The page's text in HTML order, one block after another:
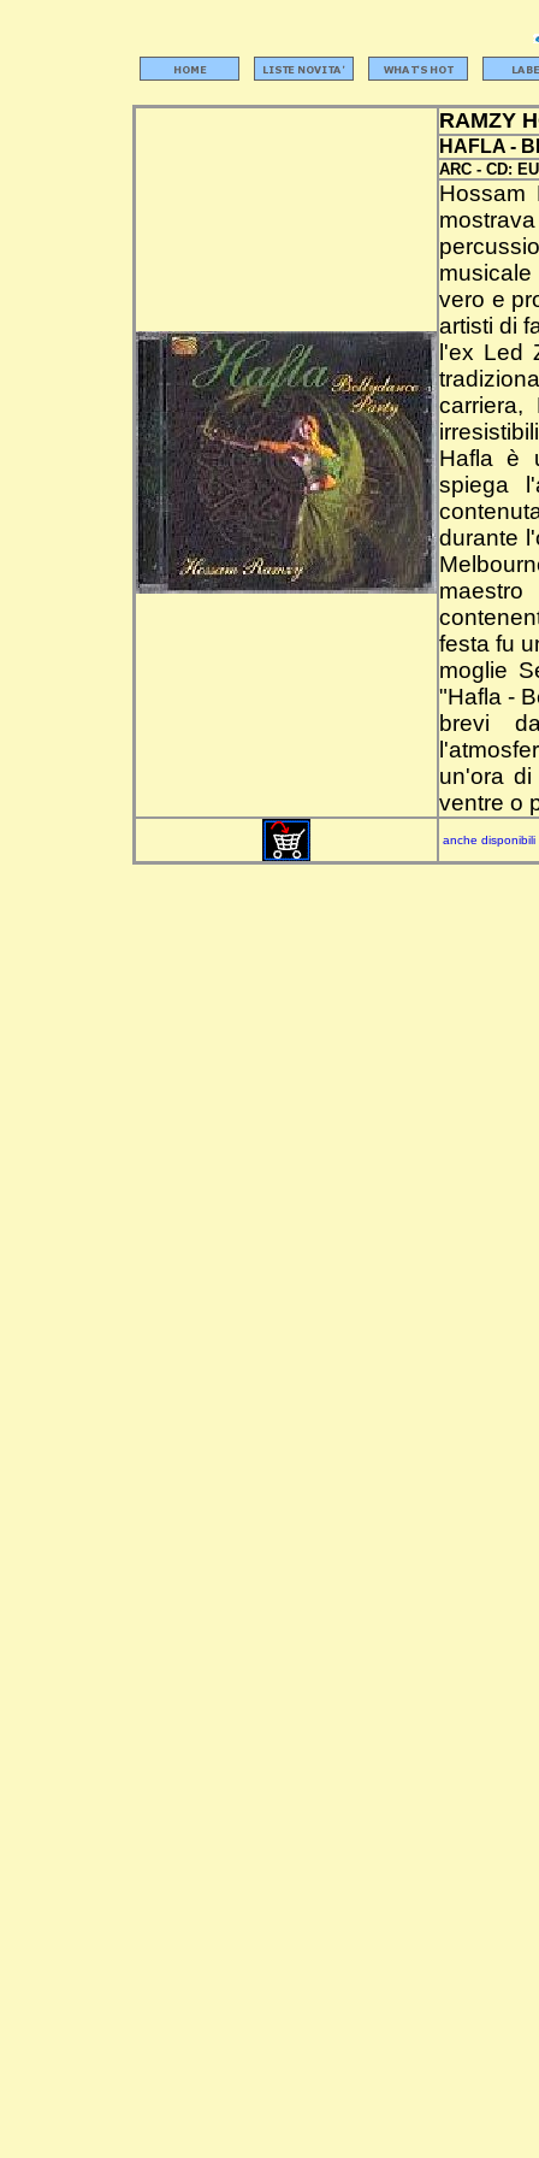
RAMZY
HAFLA -
ARC - CD:
vero e
artisti di
l'ex Led
Hafla è
spiega
durante
festa fu
moglie
"Hafla -
brevi
un'ora
ventre o
anche disponibili